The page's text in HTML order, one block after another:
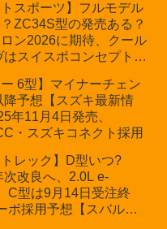
「ツール」、デリカ
スオーバーSUVミニバ
スポーツ】フルモデル
ZC34S型の発売ある？
ン2026に期待、クール
スイスポコンセプト
キ最新情報】特別仕様
Edition」終了
6型】マイナーチェン
降予想【スズキ最新情
年11月4日発売、
・スズキコネクト採用
レック】D型いつ?
次改良へ、2.0L e-
C型は9月14日受注終
ボ採用予想【スバル最